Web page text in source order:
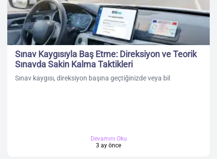
Sınav Kaygısıyla Baş Etme: Direksiyon ve Teorik
Sınavda Sakin Kalma Taktikleri
Sınav kaygısı, direksiyon başına geçtiğinizde veya bil
Devamını Oku
3 ay önce